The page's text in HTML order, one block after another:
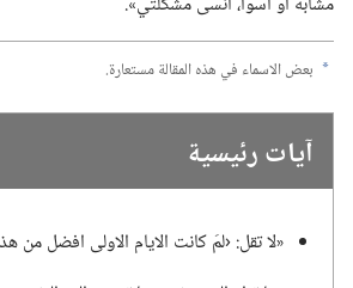
a بعض الاسماء في هذه المقالة مستعارة.‏
آيات رئيسية
‏«لا تقل:‏ ‹لمَ كانت الايام الاولى افضل من